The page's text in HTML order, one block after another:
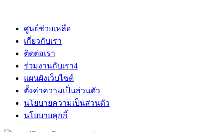
ศูนย์ช่วยเหลือ
เกี่ยวกับเรา
ติดต่อเรา
ร่วมงานกับเรา4
แผนผังเว็บไซต์
ตั้งค่าความเป็นส่วนตัว
นโยบายความเป็นส่วนตัว
นโยบายคุกกี้